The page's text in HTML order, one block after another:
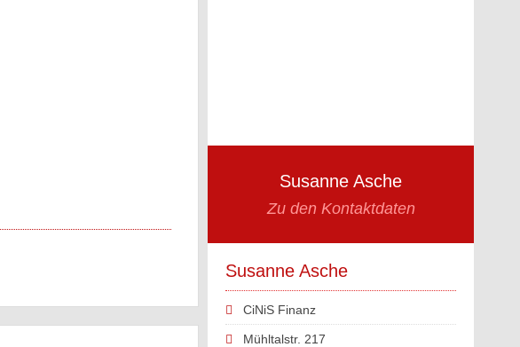
Susanne Asche
Zu den Kontaktdaten
Susanne Asche
CiNiS Finanz
Mühltalstr. 217